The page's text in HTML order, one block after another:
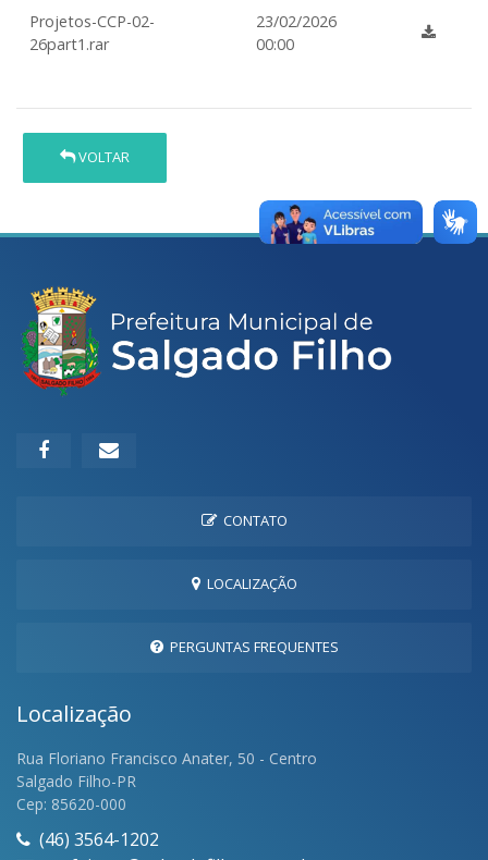
Projetos-CCP-02-
26part1.rar
23/02/2026
00:00
VOLTAR
CONTATO
LOCALIZAÇÃO
PERGUNTAS FREQUENTES
Localização
Rua Floriano Francisco Anater, 50 - Centro
Salgado Filho-PR
Cep: 85620-000
(46) 3564-1202